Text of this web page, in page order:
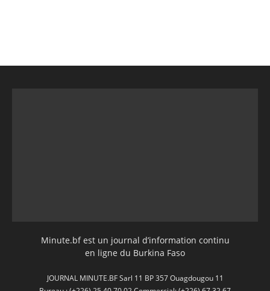
Minute.bf est un journal d’information continu
en ligne du Burkina Faso
JOURNAL MINUTE.BF Sarl 11 BP 357 Ouagdougou 11